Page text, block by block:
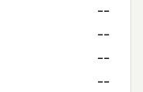
--
--
--
--